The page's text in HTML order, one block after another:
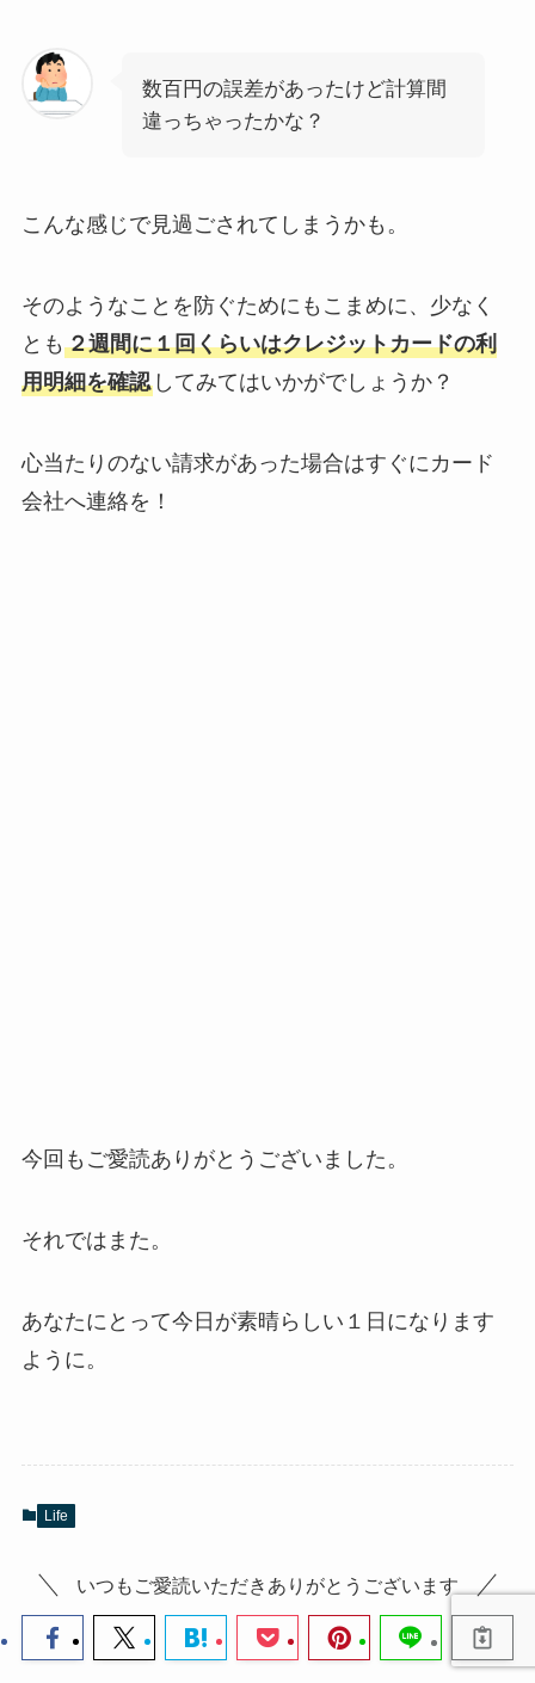
数百円の誤差があったけど計算間
違っちゃったかな？
こんな感じで見過ごされてしまうかも。
そのようなことを防ぐためにもこまめに、少なく
とも ２週間に１回くらいはクレジットカードの利
用明細を確認してみてはいかがでしょうか？
心当たりのない請求があった場合はすぐにカード
会社へ連絡を！
今回もご愛読ありがとうございました。
それではまた。
あなたにとって今日が素晴らしい１日になります
ように。
Life
いつもご愛読いただきありがとうございます